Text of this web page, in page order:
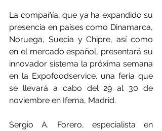
La compañía, que ya ha expandido su
presencia en países como Dinamarca,
Noruega, Suecia y Chipre, así como
en el mercado español, presentará su
innovador sistema la próxima semana
en la Expofoodservice, una feria que
se llevará a cabo del 29 al 30 de
noviembre en Ifema, Madrid.
Sergio A. Forero, especialista en